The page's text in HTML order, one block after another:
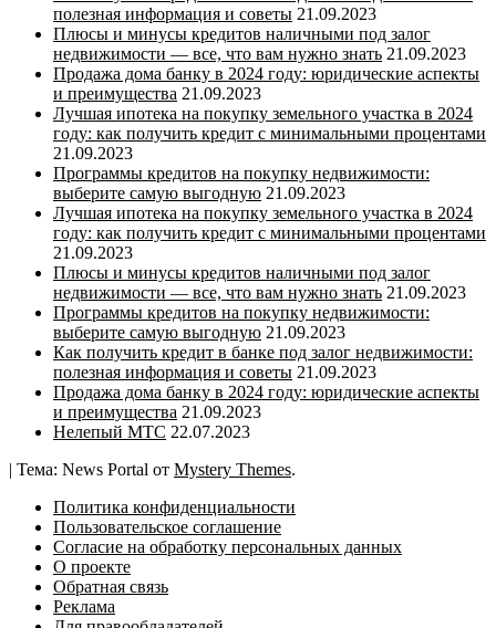
полезная информация и советы 21.09.2023
Плюсы и минусы кредитов наличными под залог
недвижимости — все, что вам нужно знать 21.09.2023
Продажа дома банку в 2024 году: юридические аспекты
и преимущества 21.09.2023
Лучшая ипотека на покупку земельного участка в 2024
году: как получить кредит с минимальными процентами
21.09.2023
Программы кредитов на покупку недвижимости:
выберите самую выгодную 21.09.2023
Лучшая ипотека на покупку земельного участка в 2024
году: как получить кредит с минимальными процентами
21.09.2023
Плюсы и минусы кредитов наличными под залог
недвижимости — все, что вам нужно знать 21.09.2023
Программы кредитов на покупку недвижимости:
выберите самую выгодную 21.09.2023
Как получить кредит в банке под залог недвижимости:
полезная информация и советы 21.09.2023
Продажа дома банку в 2024 году: юридические аспекты
и преимущества 21.09.2023
Нелепый МТС 22.07.2023
| Тема: News Portal от Mystery Themes.
Политика конфиденциальности
Пользовательское соглашение
Согласие на обработку персональных данных
О проекте
Обратная связь
Реклама